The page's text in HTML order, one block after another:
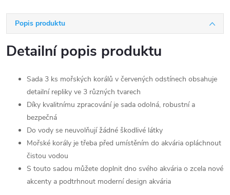
Popis produktu
Detailní popis produktu
Sada 3 ks mořských korálů v červených odstínech obsahuje
detailní repliky ve 3 různých tvarech
Díky kvalitnímu zpracování je sada odolná, robustní a
bezpečná
Do vody se neuvolňují žádné škodlivé látky
Mořské korály je třeba před umístěním do akvária opláchnout
čistou vodou
S touto sadou můžete doplnit dno svého akvária o zcela nové
akcenty a podtrhnout moderní design akvária